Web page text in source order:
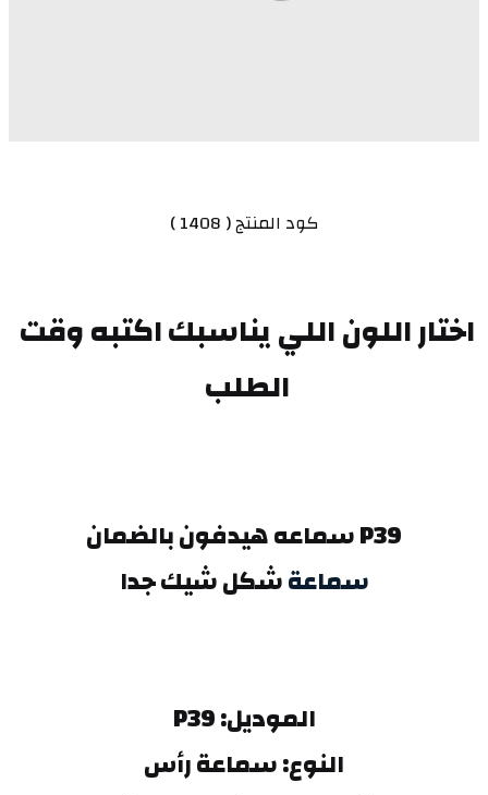
كود المنتج ( 1408 )
الطلب
P39 سماعه هيدفون بالضمان
سماعة شكل شيك جدا
الموديل: P39
النوع: سماعة رأس